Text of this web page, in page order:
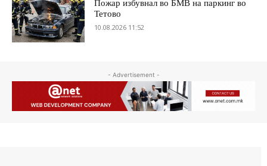
Пожар избувнал во БМВ на паркинг во
Тетово
10.08.2026 11:52
- Advertisement -